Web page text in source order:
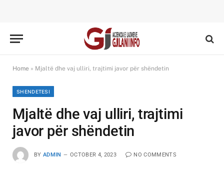
Home » Mjaltë dhe vaj ulliri, trajtimi javor për shëndetin
SHENDETESI
Mjaltë dhe vaj ulliri, trajtimi
javor për shëndetin
BY ADMIN OCTOBER 4, 2023 NO COMMENTS